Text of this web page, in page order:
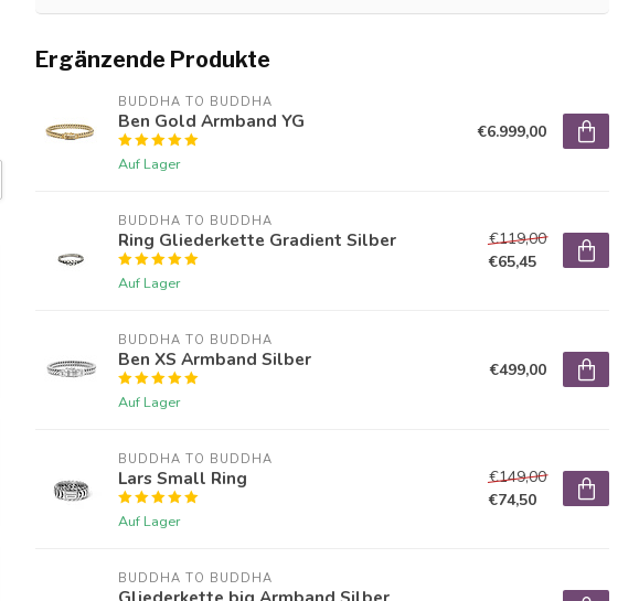
Ergänzende Produkte
BUDDHA TO BUDDHA
Ben Gold Armband YG
Auf Lager
€6.999,00
BUDDHA TO BUDDHA
Ring Gliederkette Gradient Silber
Auf Lager
€119,00
€65,45
BUDDHA TO BUDDHA
Ben XS Armband Silber
Auf Lager
€499,00
BUDDHA TO BUDDHA
Lars Small Ring
Auf Lager
€149,00
€74,50
BUDDHA TO BUDDHA